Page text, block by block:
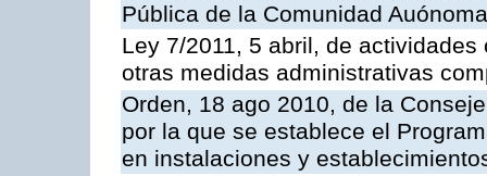
Pública de la Comunidad
Ley 7/2011, 5 abril, de
otras medidas administrativas
Orden, 18 ago 2010, de la
por la que se establece el
en instalaciones y